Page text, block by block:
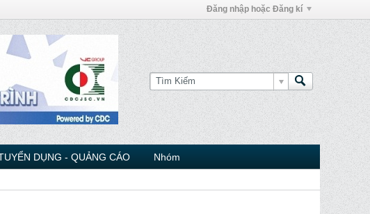
Đăng nhập hoặc Đăng kí
DỤNG - QUẢNG CÁO Nhóm